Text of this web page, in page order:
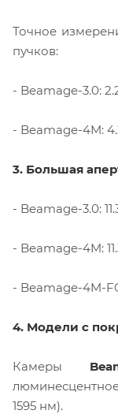
Точное
пучков:
- Beamage-3.0:
- Beamage-4M:
3. Большая
- Beamage-3.0:
- Beamage-4M:
- Beamage-4M-
4. Модели с
Камеры
1595 нм).